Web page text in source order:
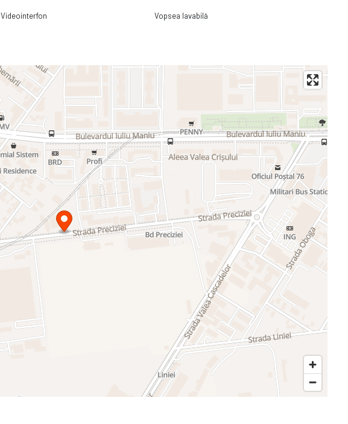
Videointerfon Vopsea lavabilă